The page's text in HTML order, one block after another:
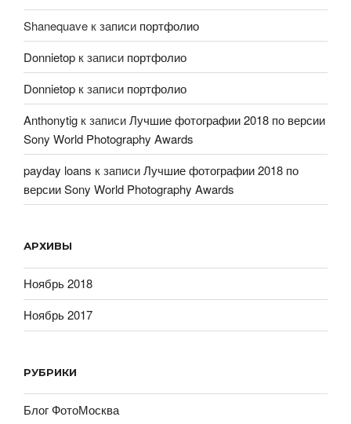
Shanequave к записи портфолио
Donnietop к записи портфолио
Donnietop к записи портфолио
Anthonytig к записиЛучшие фотографии 2018 по версии
Sony World Photography Awards
payday loans к записиЛучшие фотографии 2018 по
версии Sony World Photography Awards
АРХИВЫ
Ноябрь 2018
Ноябрь 2017
РУБРИКИ
Блог ФотоМосква